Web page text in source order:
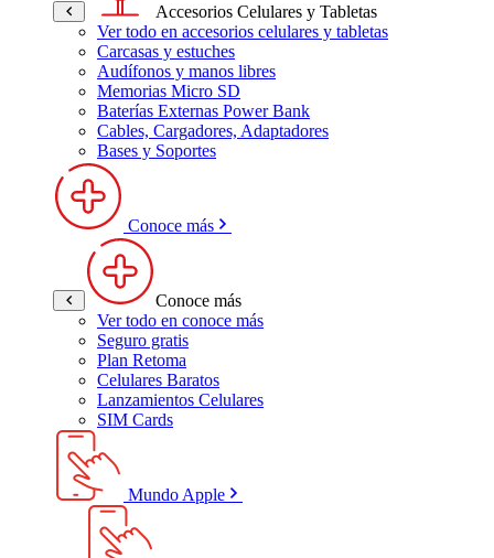
Accesorios Celulares y Tabletas
Ver todo en accesorios celulares y tabletas
Carcasas y estuches
Audífonos y manos libres
Memorias Micro SD
Baterías Externas Power Bank
Cables, Cargadores, Adaptadores
Bases y Soportes
Conoce más
Conoce más
Ver todo en conoce más
Seguro gratis
Plan Retoma
Celulares Baratos
Lanzamientos Celulares
SIM Cards
Mundo Apple